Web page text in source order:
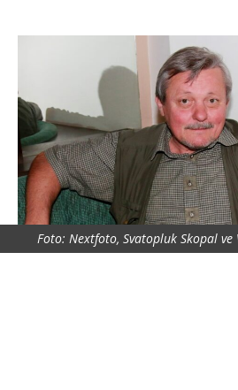
Foto: Nextfoto, Svatopluk Skopal